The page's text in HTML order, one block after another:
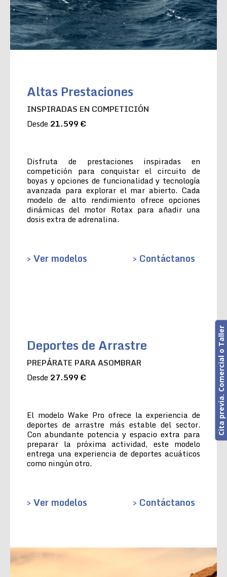
Altas Prestaciones
INSPIRADAS EN COMPETICIÓN
Desde 21.599 €
Disfruta de prestaciones inspiradas en
competición para conquistar el circuito de
boyas y opciones de funcionalidad y tecnología
avanzada para explorar el mar abierto. Cada
modelo de alto rendimiento ofrece opciones
dinámicas del motor Rotax para añadir una
dosis extra de adrenalina.
> Ver modelos > Contáctanos
Deportes de Arrastre
PREPÁRATE PARA ASOMBRAR
Desde 27.599 €
El modelo Wake Pro ofrece la experiencia de
deportes de arrastre más estable del sector.
Con abundante potencia y espacio extra para
preparar la próxima actividad, este modelo
entrega una experiencia de deportes acuáticos
como ningún otro.
> Ver modelos > Contáctanos
Cita previa. Comercial o Taller